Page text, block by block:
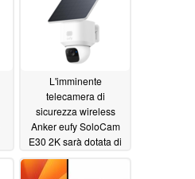
L'imminente
telecamera di
sicurezza wireless
Anker eufy SoloCam
E30 2K sarà dotata di
un pannello solare
rimovibile